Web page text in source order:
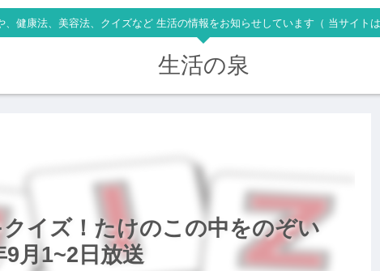
健康法、美容法、クイズなど 生活の情報をお知らせしています（ 当サイト
生活の泉
イズ！たけのこの中をのぞい
月1~2日放送